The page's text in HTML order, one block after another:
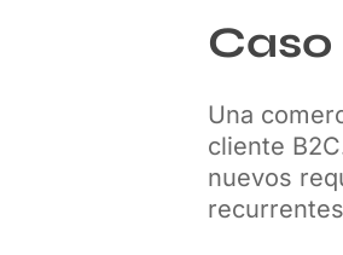
Una
cliente
nuevos